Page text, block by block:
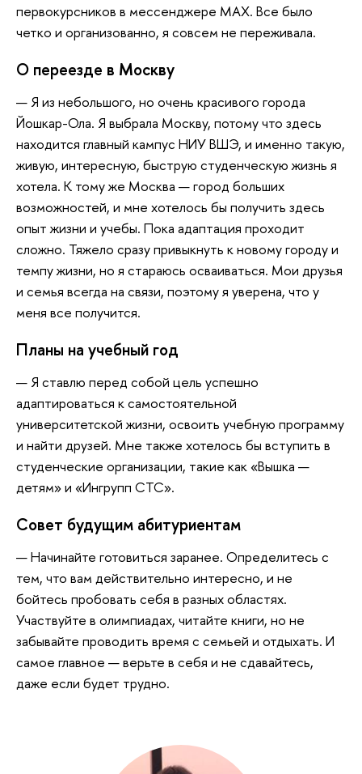
первокурсников в мессенджере MAX. Все было
четко и организованно, я совсем не переживала.
О переезде в Москву
— Я из небольшого, но очень красивого города
Йошкар-Ола. Я выбрала Москву, потому что здесь
находится главный кампус НИУ ВШЭ, и именно такую,
живую, интересную, быструю студенческую жизнь я
хотела. К тому же Москва — город больших
возможностей, и мне хотелось бы получить здесь
опыт жизни и учебы. Пока адаптация проходит
сложно. Тяжело сразу привыкнуть к новому городу и
темпу жизни, но я стараюсь осваиваться. Мои друзья
и семья всегда на связи, поэтому я уверена, что у
меня все получится.
Планы на учебный год
— Я ставлю перед собой цель успешно
адаптироваться к самостоятельной
университетской жизни, освоить учебную программу
и найти друзей. Мне также хотелось бы вступить в
студенческие организации, такие как «Вышка —
детям» и «Ингрупп СТС».
Совет будущим абитуриентам
— Начинайте готовиться заранее. Определитесь с
тем, что вам действительно интересно, и не
бойтесь пробовать себя в разных областях.
Участвуйте в олимпиадах, читайте книги, но не
забывайте проводить время с семьей и отдыхать. И
самое главное — верьте в себя и не сдавайтесь,
даже если будет трудно.